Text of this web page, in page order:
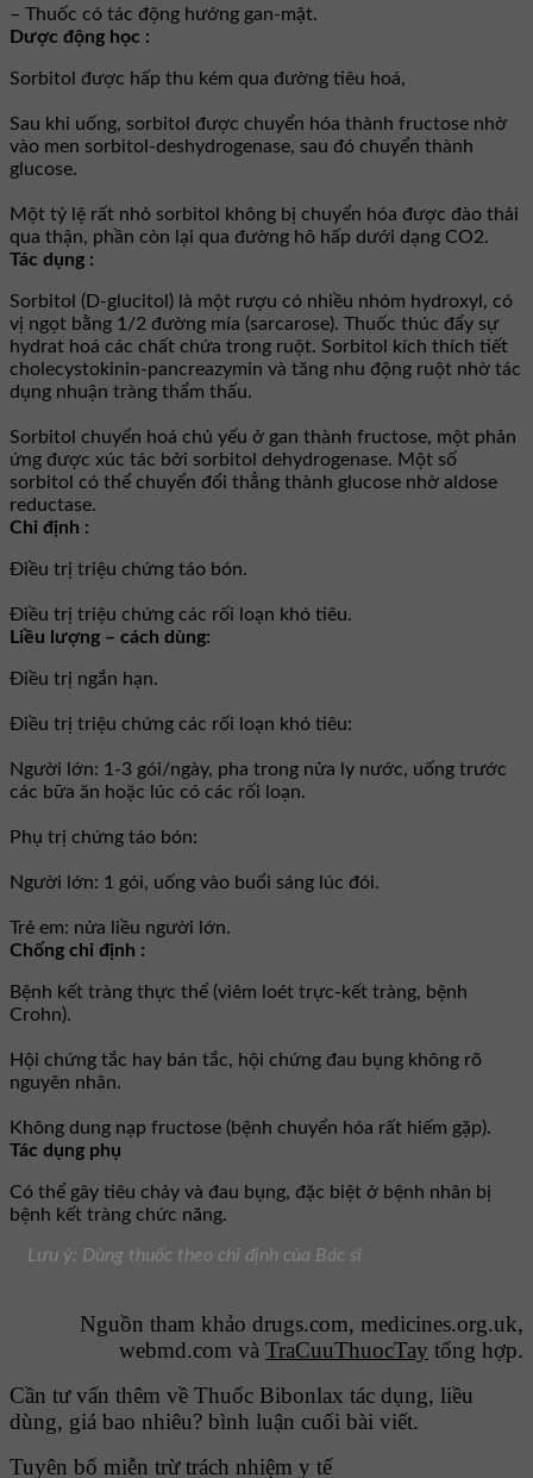
– Thuốc có tác động hướng gan-mật.
Dược động học :
Sorbitol được hấp thu kém qua đường tiêu hoá,
Sau khi uống, sorbitol được chuyển hóa thành fructose nhờ
vào men sorbitol-deshydrogenase, sau đó chuyển thành
glucose.
Một tỷ lệ rất nhỏ sorbitol không bị chuyển hóa được đào thải
qua thận, phần còn lại qua đường hô hấp dưới dạng CO2.
Tác dụng :
Sorbitol (D-glucitol) là một rượu có nhiều nhóm hydroxyl, có
vị ngọt bằng 1/2 đường mía (sarcarose). Thuốc thúc đẩy sự
hydrat hoá các chất chứa trong ruột. Sorbitol kích thích tiết
cholecystokinin-pancreazymin và tăng nhu động ruột nhờ tác
dụng nhuận tràng thẩm thấu.
Sorbitol chuyển hoá chủ yếu ở gan thành fructose, một phản
ứng được xúc tác bởi sorbitol dehydrogenase. Một số
sorbitol có thể chuyển đổi thẳng thành glucose nhờ aldose
reductase.
Chỉ định :
Ðiều trị triệu chứng táo bón.
Ðiều trị triệu chứng các rối loạn khó tiêu.
Liều lượng – cách dùng:
Ðiều trị ngắn hạn.
Ðiều trị triệu chứng các rối loạn khó tiêu:
Người lớn: 1-3 gói/ngày, pha trong nửa ly nước, uống trước
các bữa ăn hoặc lúc có các rối loạn.
Phụ trị chứng táo bón:
Người lớn: 1 gói, uống vào buổi sáng lúc đói.
Trẻ em: nửa liều người lớn.
Chống chỉ định :
Bệnh kết tràng thực thể (viêm loét trực-kết tràng, bệnh
Crohn).
Hội chứng tắc hay bán tắc, hội chứng đau bụng không rõ
nguyên nhân.
Không dung nạp fructose (bệnh chuyển hóa rất hiếm gặp).
Tác dụng phụ
Có thể gây tiêu chảy và đau bụng, đặc biệt ở bệnh nhân bị
bệnh kết tràng chức năng.
Lưu ý: Dùng thuốc theo chỉ định của Bác sĩ
Nguồn tham khảo drugs.com, medicines.org.uk,
webmd.com và TraCuuThuocTay tổng hợp.
Cần tư vấn thêm về Thuốc Bibonlax tác dụng, liều
dùng, giá bao nhiêu? bình luận cuối bài viết.
Tuyên bố miễn trừ trách nhiệm y tế